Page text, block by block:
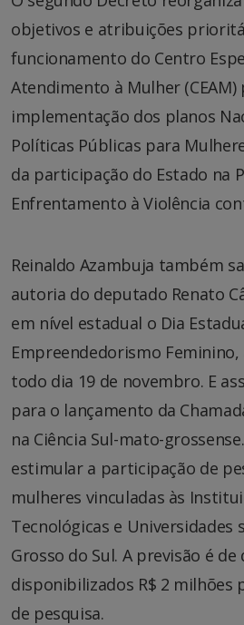
objetivos e atribuições
funcionamento do Centro
Atendimento à Mulher (CEAM)
implementação dos planos
Políticas Públicas para
da participação do Estado na
Enfrentamento à Violência
Reinaldo Azambuja também
autoria do deputado Renato
em nível estadual o Dia
Empreendedorismo
todo dia 19 de novembro. E
para o lançamento da
na Ciência Sul-mato-
estimular a participação de
mulheres vinculadas às
Tecnológicas e Universidades
Grosso do Sul. A previsão é de
disponibilizados R$ 2 milhões
de pesquisa.